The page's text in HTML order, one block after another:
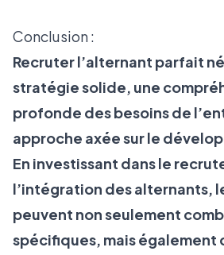
Conclusion :
Recruter l’alternant parfait
stratégie solide, une
profonde des besoins de
approche axée sur le
En investissant dans le
l’intégration des alternants,
peuvent non seulement
spécifiques, mais également